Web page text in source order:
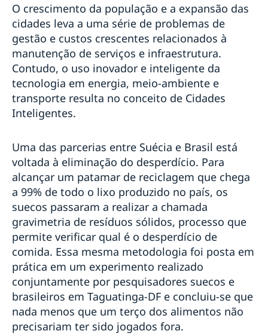
O crescimento da população e a expansão das
cidades leva a uma série de problemas de
gestão e custos crescentes relacionados à
manutenção de serviços e infraestrutura.
Contudo, o uso inovador e inteligente da
tecnologia em energia, meio-ambiente e
transporte resulta no conceito de Cidades
Inteligentes.
Uma das parcerias entre Suécia e Brasil está
voltada à eliminação do desperdício. Para
alcançar um patamar de reciclagem que chega
a 99% de todo o lixo produzido no país, os
suecos passaram a realizar a chamada
gravimetria de resíduos sólidos, processo que
permite verificar qual é o desperdício de
comida. Essa mesma metodologia foi posta em
prática em um experimento realizado
conjuntamente por pesquisadores suecos e
brasileiros em Taguatinga-DF e concluiu-se que
nada menos que um terço dos alimentos não
precisariam ter sido jogados fora.